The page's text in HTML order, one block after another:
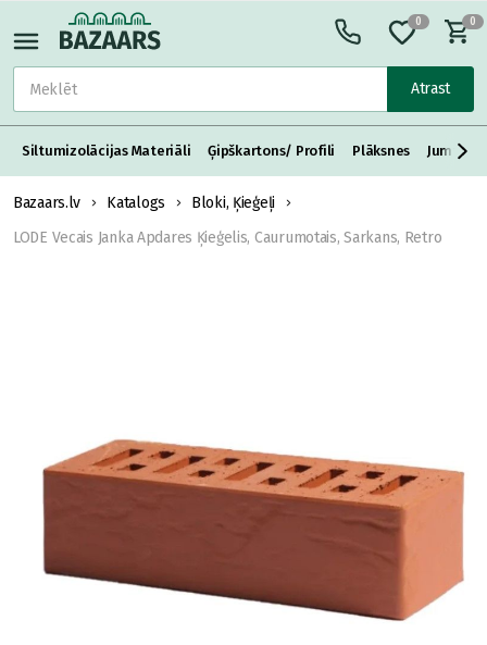
Atrast
0 0
Siltumizolācijas Materiāli Ģipškartons/ Profili Plāksnes Jumta
Bazaars.lv Katalogs
Bloki, Ķieģeļi
LODE Vecais Janka Apdares Ķieģelis, Caurumotais, Sarkans, Retro